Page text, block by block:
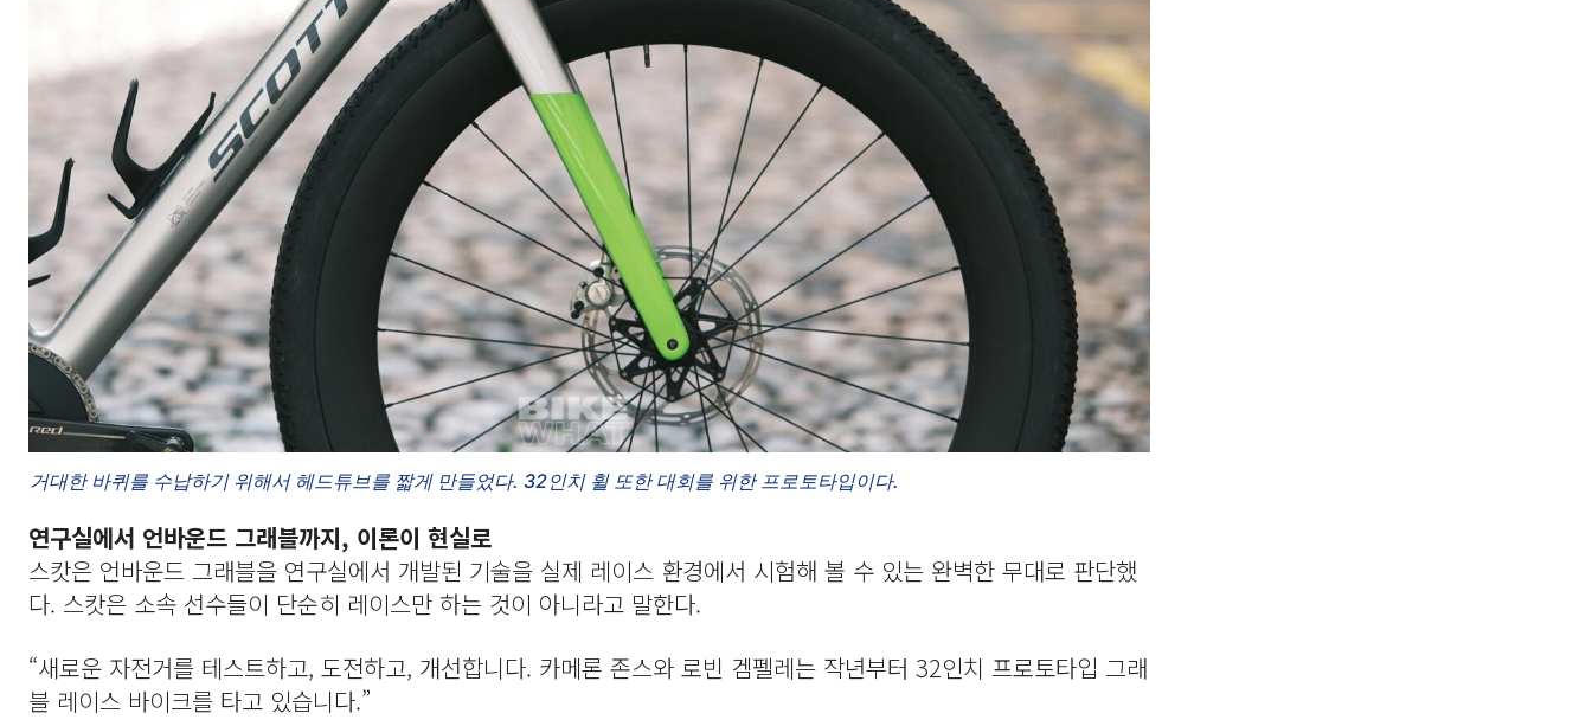
거대한 바퀴를 수납하기 위해서 헤드튜브를 짧게 만들었다. 32인치 휠 또한 대회를 위한 프로토타입이다.
연구실에서 언바운드 그래블까지, 이론이 현실로
스캇은 언바운드 그래블을 연구실에서 개발된 기술을 실제 레이스 환경에서 시험해 볼 수 있는 완벽한 무대로 판단했
다. 스캇은 소속 선수들이 단순히 레이스만 하는 것이 아니라고 말한다.
“새로운 자전거를 테스트하고, 도전하고, 개선합니다. 카메론 존스와 로빈 겜펠레는 작년부터 32인치 프로토타입 그래
블 레이스 바이크를 타고 있습니다.”